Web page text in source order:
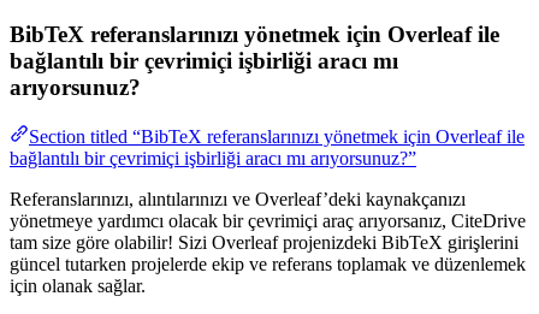
BibTeX referanslarınızı yönetmek için Overleaf ile
bağlantılı bir çevrimiçi işbirliği aracı mı
arıyorsunuz?
Section titled “BibTeX referanslarınızı yönetmek için Overleaf ile
bağlantılı bir çevrimiçi işbirliği aracı mı arıyorsunuz?”
Referanslarınızı, alıntılarınızı ve Overleaf’deki kaynakçanızı
yönetmeye yardımcı olacak bir çevrimiçi araç arıyorsanız, CiteDrive
tam size göre olabilir! Sizi Overleaf projenizdeki BibTeX girişlerini
güncel tutarken projelerde ekip ve referans toplamak ve düzenlemek
için olanak sağlar.